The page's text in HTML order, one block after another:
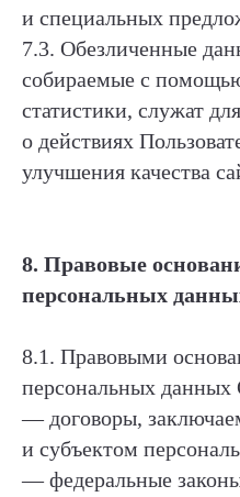
и специальных
7.3. Обезличенные
собираемые с
статистики, служат
о действиях
улучшения качества
8. Правовые
персональных
8.1. Правовыми
персональных данных
— договоры,
и субъектом
— федеральные